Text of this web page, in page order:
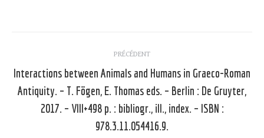
article
PRÉCÉDENT
Article
précédent
:
Interactions between Animals and Humans in Graeco-Roman
Antiquity. – T. Fögen, E. Thomas eds. – Berlin : De Gruyter,
2017. – VIII+498 p. : bibliogr., ill., index. – ISBN :
978.3.11.054416.9.